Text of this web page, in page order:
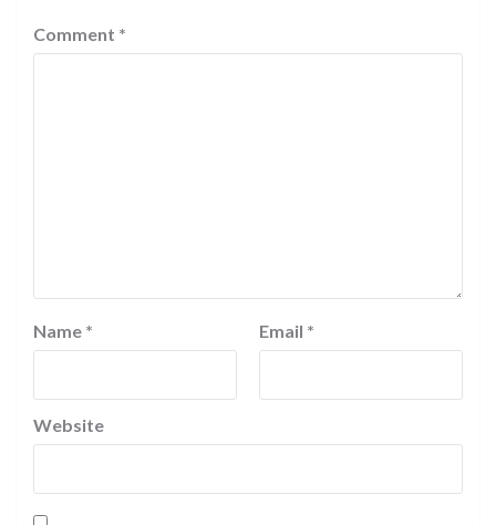
Comment *
Name * Email *
Website